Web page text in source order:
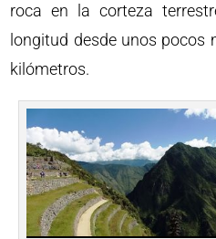
roca en la corteza
longitud desde unos
kilómetros.